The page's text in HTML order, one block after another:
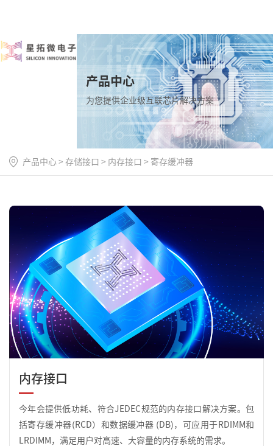
产品中心
为您提供企业级互联芯片解决方案
产品中心 > 存储接口 > 内存接口 > 寄存缓冲器
内存接口
今年会提供低功耗、符合JEDEC规范的内存接口解决方案。包
括寄存缓冲器(RCD）和数据缓冲器 (DB)，可应用于RDIMM和
LRDIMM，满足用户对高速、大容量的内存系统的需求。